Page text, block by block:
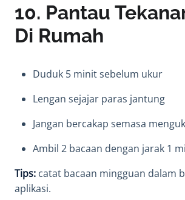
10. Pantau
Di Rumah
Duduk 5 minit sebelum ukur
Lengan sejajar paras jantung
Jangan bercakap semasa
Ambil 2 bacaan dengan jarak 1
Tips: catat bacaan mingguan dalam
aplikasi.